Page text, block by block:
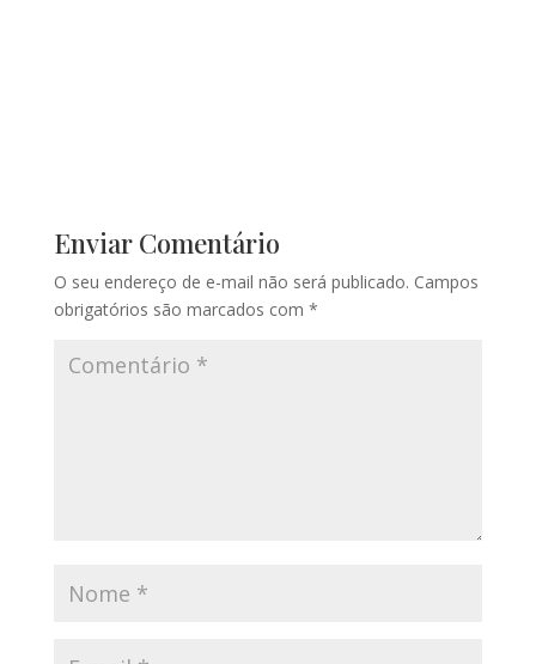
Enviar Comentário
O seu endereço de e-mail não será publicado. Campos
obrigatórios são marcados com *